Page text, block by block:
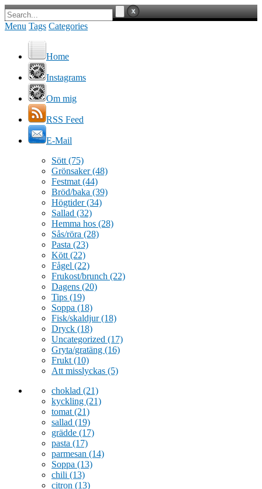
Menu Tags Categories
Home
Instagrams
Om mig
RSS Feed
E-Mail
Sött (75)
Grönsaker(48)
Festmat (44)
Bröd/baka (39)
Högtider(34)
Sallad (32)
Hemma hos (28)
Sås/röra (28)
Pasta (23)
Kött (22)
Fågel (22)
Frukost/brunch (22)
Dagens (20)
Tips (19)
Soppa (18)
Fisk/skaldjur(18)
Dryck (18)
Uncategorized (17)
Gryta/gratäng (16)
Frukt (10)
Att misslyckas (5)
choklad (21)
kyckling (21)
tomat (21)
sallad (19)
grädde (17)
pasta (17)
parmesan (14)
Soppa (13)
chili (13)
citron (13)